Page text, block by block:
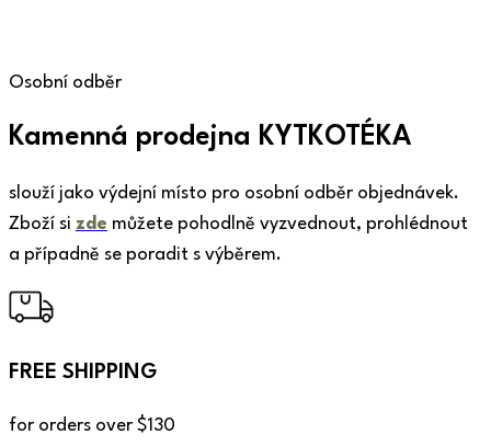
Osobní odběr
Kamenná prodejna KYTKOTÉKA
slouží jako výdejní místo pro osobní odběr objednávek.
Zboží si zde můžete pohodlně vyzvednout, prohlédnout
a případně se poradit s výběrem.
FREE SHIPPING
for orders over $130